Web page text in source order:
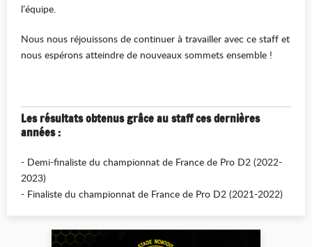
l’équipe.
Nous nous réjouissons de continuer à travailler avec ce staff et
nous espérons atteindre de nouveaux sommets ensemble !
Les résultats obtenus grâce au staff ces dernières
années :
- Demi-finaliste du championnat de France de Pro D2 (2022-
2023)
- Finaliste du championnat de France de Pro D2 (2021-2022)